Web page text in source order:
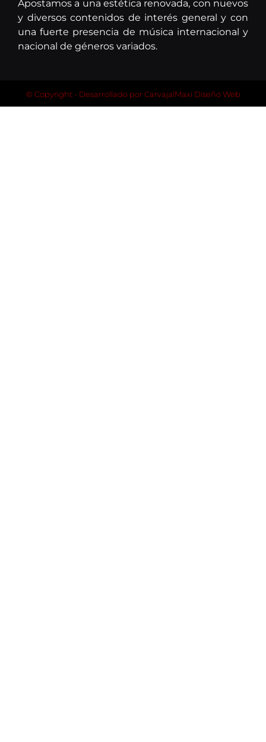
Apostamos a una estética renovada, con nuevos
y diversos contenidos de interés general y con
una fuerte presencia de música internacional y
nacional de géneros variados.
© Copyright - Desarrollado porCarvajalMaxi Diseño Web